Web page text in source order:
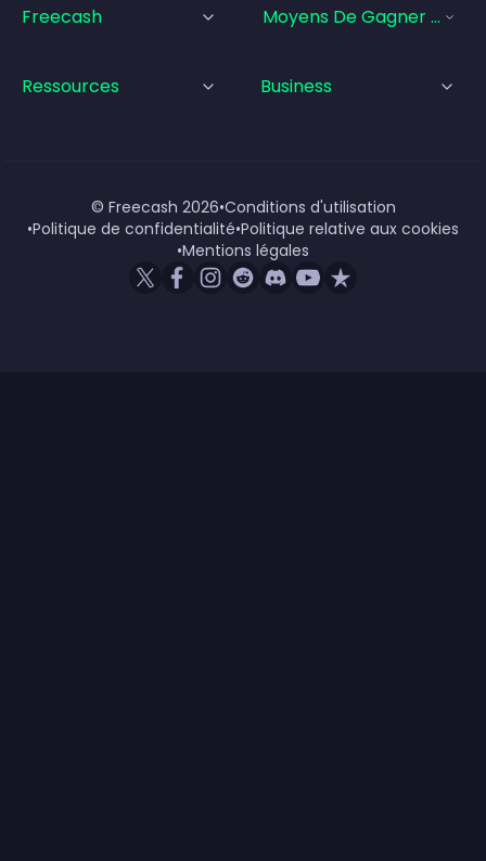
Freecash Moyens De Gagner De
Ressources Business
© Freecash 2026•Conditions d'utilisation
•Politique de confidentialité•Politique relative aux cookies
•Mentions légales